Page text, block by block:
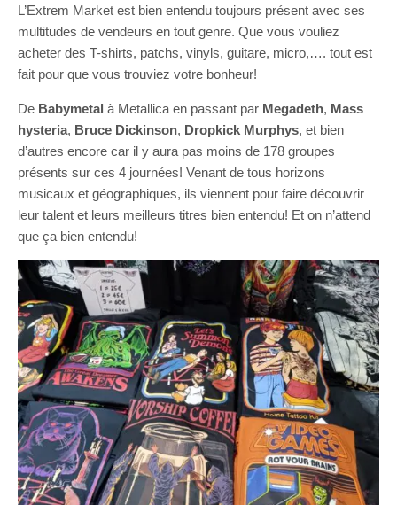
L’Extrem Market est bien entendu toujours présent avec ses
multitudes de vendeurs en tout genre. Que vous vouliez
acheter des T-shirts, patchs, vinyls, guitare, micro,…. tout est
fait pour que vous trouviez votre bonheur!
De Babymetal à Metallica en passant par Megadeth, Mass
hysteria, Bruce Dickinson, Dropkick Murphys, et bien
d’autres encore car il y aura pas moins de 178 groupes
présents sur ces 4 journées! Venant de tous horizons
musicaux et géographiques, ils viennent pour faire découvrir
leur talent et leurs meilleurs titres bien entendu! Et on n’attend
que ça bien entendu!